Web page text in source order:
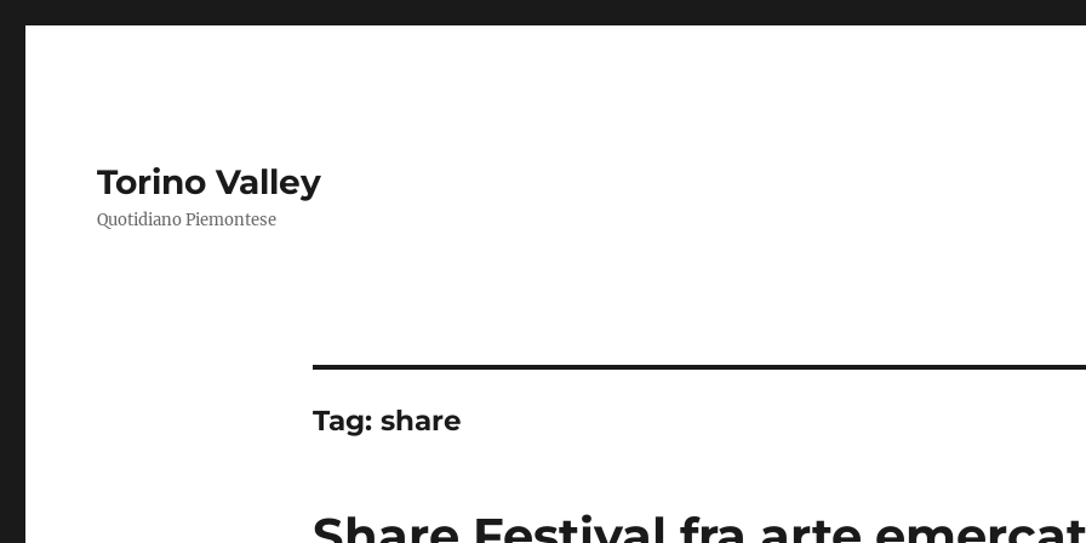
Torino Valley
Quotidiano Piemontese
Tag: share